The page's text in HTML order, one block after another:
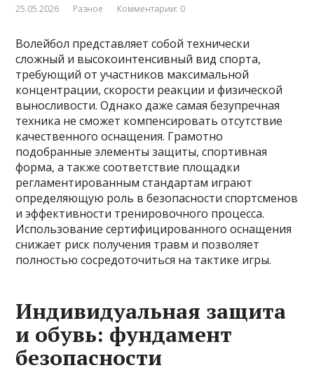
25.05.2026 Разное Комментарии: 0
Волейбол представляет собой технически
сложный и высокоинтенсивный вид спорта,
требующий от участников максимальной
концентрации, скорости реакции и физической
выносливости. Однако даже самая безупречная
техника не сможет компенсировать отсутствие
качественного оснащения. Грамотно
подобранные элементы защиты, спортивная
форма, а также соответствие площадки
регламентированным стандартам играют
определяющую роль в безопасности спортсменов
и эффективности тренировочного процесса.
Использование сертифицированного оснащения
снижает риск получения травм и позволяет
полностью сосредоточиться на тактике игры.
Индивидуальная защита
и обувь: фундамент
безопасности